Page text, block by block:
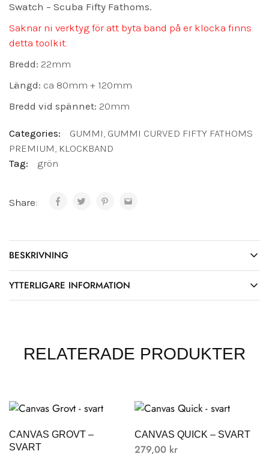
Swatch – Scuba Fifty Fathoms.
Saknar ni verktyg för att byta band på er klocka finns
detta toolkit.
Bredd: 22mm
Längd: ca 80mm + 120mm
Bredd vid spännet: 20mm
Categories: GUMMI, GUMMI CURVED FIFTY FATHOMS
PREMIUM, KLOCKBAND
Tag:
grön
Share:
BESKRIVNING
YTTERLIGARE INFORMATION
RELATERADE PRODUKTER
CANVAS GROVT –
SVART
CANVAS QUICK – SVART
279,00 kr